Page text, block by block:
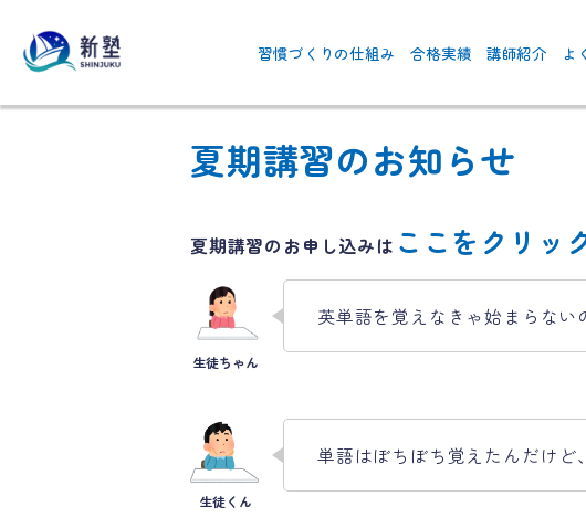
習慣づくりの仕組み 合格実績 講師紹介 よ
夏期講習のお知らせ
夏期講習のお申し込みは ここをクリッ
英単語を覚えなきゃ始まらな
単語はぼちぼち覚えたんだけ